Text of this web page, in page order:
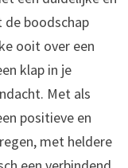
boodschap
ooit over een
klap in je
Met als
positieve en
met heldere